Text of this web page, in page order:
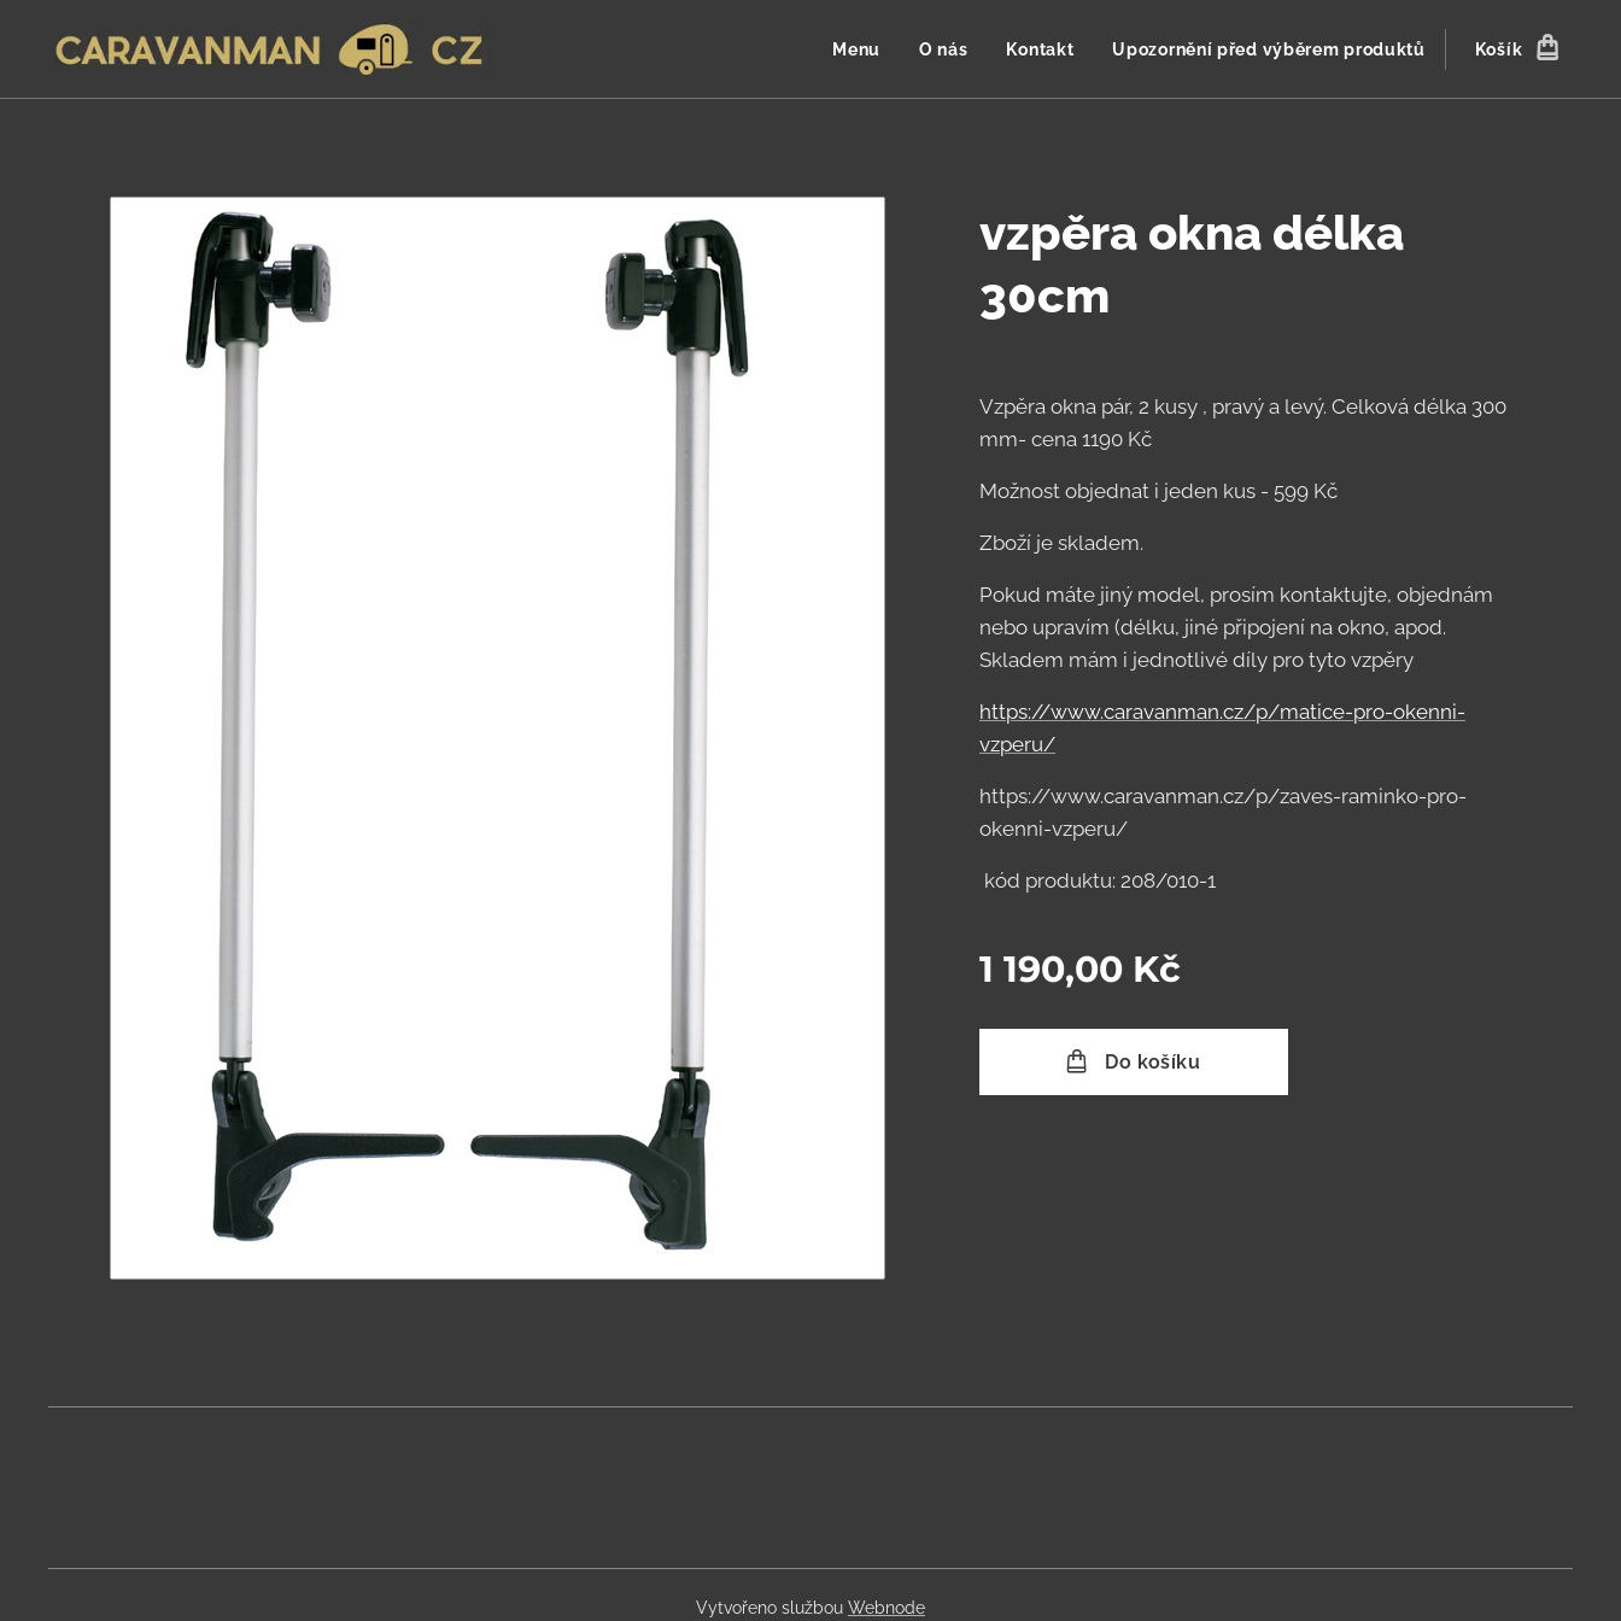
Menu O nás Kontakt Upozornění před výběrem produktů Košík
vzpěra okna délka
30cm
Vzpěra okna pár, 2 kusy , pravý a levý. Celková délka 300
mm- cena 1190 Kč
Možnost objednat i jeden kus - 599 Kč
Zboží je skladem.
Pokud máte jiný model, prosím kontaktujte, objednám
nebo upravím (délku, jiné připojení na okno, apod.
Skladem mám i jednotlivé díly pro tyto vzpěry
https://www.caravanman.cz/p/matice-pro-okenni-
vzperu/
https://www.caravanman.cz/p/zaves-raminko-pro-
okenni-vzperu/
kód produktu: 208/010-1
1 190,00 Kč
Do košíku
Vytvořeno službou Webnode